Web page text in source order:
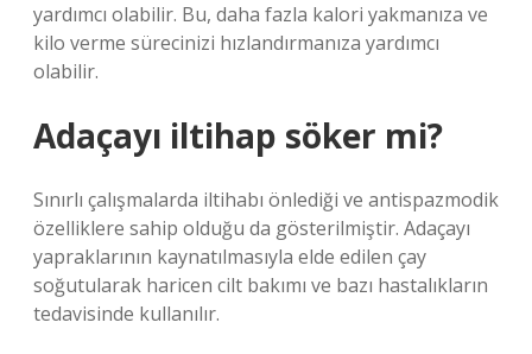
yardımcı olabilir. Bu, daha fazla kalori yakmanıza ve
kilo verme sürecinizi hızlandırmanıza yardımcı
olabilir.
Adaçayı iltihap söker mi?
Sınırlı çalışmalarda iltihabı önlediği ve antispazmodik
özelliklere sahip olduğu da gösterilmiştir. Adaçayı
yapraklarının kaynatılmasıyla elde edilen çay
soğutularak haricen cilt bakımı ve bazı hastalıkların
tedavisinde kullanılır.